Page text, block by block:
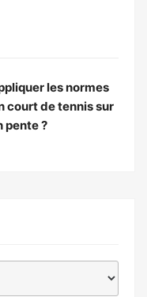
les normes
court de tennis sur
pente ?